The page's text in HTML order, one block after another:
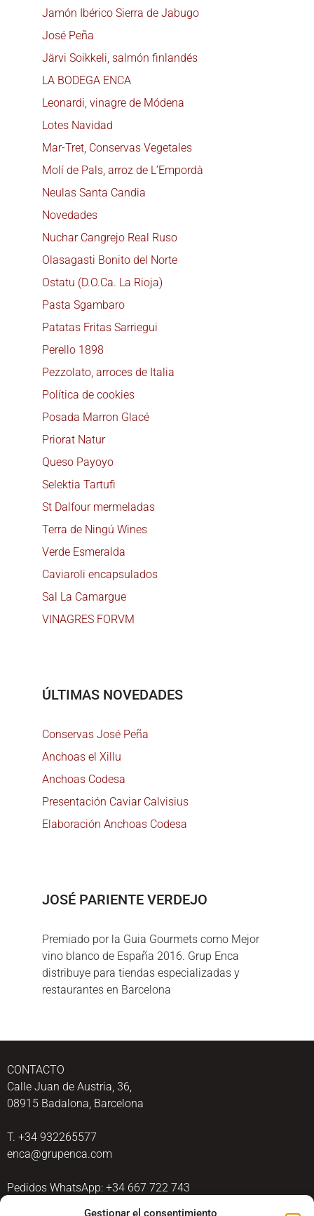
Gestionar el consentimiento
Jamón Ibérico Sierra de Jabugo
José Peña
Järvi Soikkeli, salmón finlandés
LA BODEGA ENCA
Leonardi, vinagre de Módena
Lotes Navidad
Mar-Tret, Conservas Vegetales
Molí de Pals, arroz de L’Empordà
Neulas Santa Candia
Novedades
Nuchar Cangrejo Real Ruso
Olasagasti Bonito del Norte
Ostatu (D.O.Ca. La Rioja)
Pasta Sgambaro
Patatas Fritas Sarriegui
Perello 1898
Pezzolato, arroces de Italia
Política de cookies
Posada Marron Glacé
Priorat Natur
Queso Payoyo
Selektia Tartufi
St Dalfour mermeladas
Terra de Ningú Wines
Verde Esmeralda
Caviaroli encapsulados
Sal La Camargue
VINAGRES FORVM
ÚLTIMAS NOVEDADES
Conservas José Peña
Anchoas el Xillu
Anchoas Codesa
Presentación Caviar Calvisius
Elaboración Anchoas Codesa
JOSÉ PARIENTE VERDEJO
Premiado por la Guia Gourmets como Mejor
vino blanco de España 2016. Grup Enca
distribuye para tiendas especializadas y
restaurantes en Barcelona
CONTACTO
Calle Juan de Austria, 36,
08915 Badalona, Barcelona
T. +34 932265577
enca@grupenca.com
Pedidos WhatsApp: +34 667 722 743